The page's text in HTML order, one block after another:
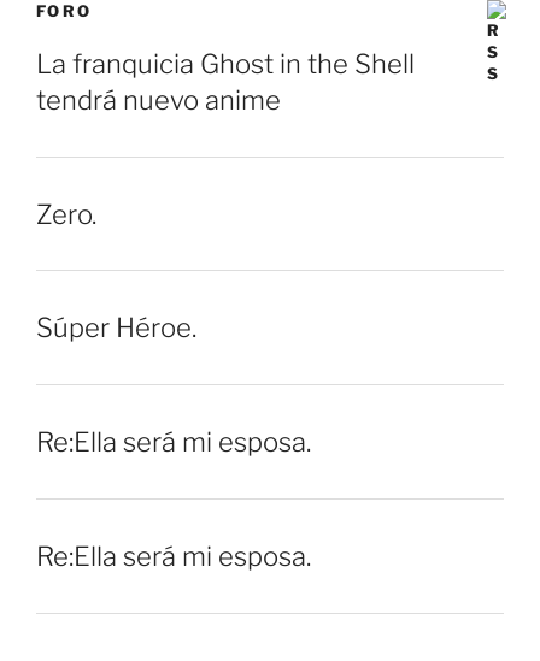
FORO
La franquicia Ghost in the Shell
tendrá nuevo anime
Zero.
Súper Héroe.
Re:Ella será mi esposa.
Re:Ella será mi esposa.